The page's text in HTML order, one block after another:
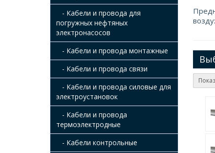
- Кабели и провода для
погружных нефтяных
электронасосов
- Кабели и провода монтажные
- Кабели и провода связи
- Кабели и провода силовые для
электроустановок
- Кабели и провода
термоэлектродные
- Кабели контрольные